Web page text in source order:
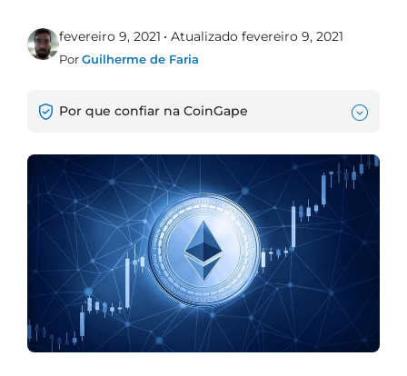
fevereiro 9, 2021 Atualizado fevereiro 9, 2021
PorGuilherme de Faria
Por que confiar na CoinGape